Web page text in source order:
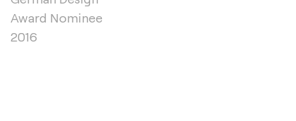
Award Nominee
2016